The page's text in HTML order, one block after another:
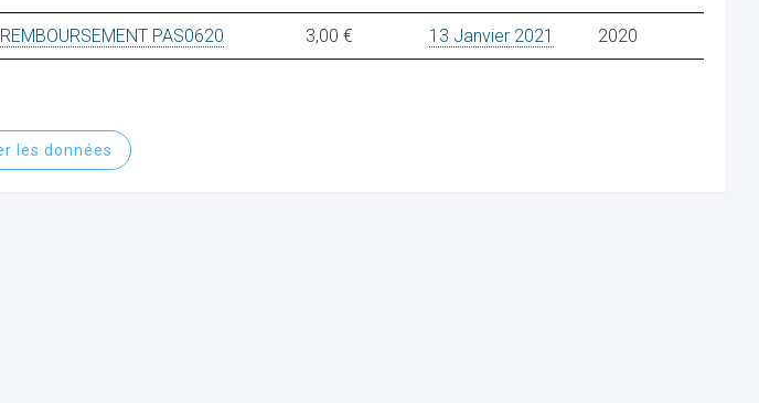
REMBOURSEMENT PAS0620 3,00 € 13 Janvier 2021 2020
les données